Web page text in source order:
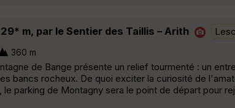
m, par le Sentier des Taillis – Arith
360 m
de Bange présente un relief tourmenté : un
bancs rocheux. De quoi exciter la curiosité de
parking de Montagny sera le point de départ pour